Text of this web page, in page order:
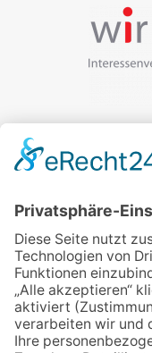
Veranstalter:
wir pflegen in
99085 Erfurt
Email
Uns
Alle Termine